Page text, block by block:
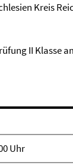
Kreis
II Klasse
Uhr